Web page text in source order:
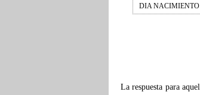
DIA NACIMIENTO
La respuesta para